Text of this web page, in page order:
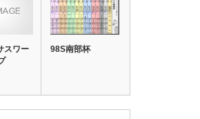
スワー
98S南部杯